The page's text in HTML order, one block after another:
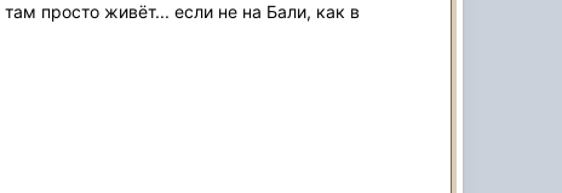
просто живёт... если не на Бали, как в